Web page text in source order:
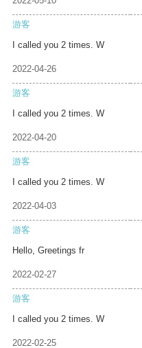
游客
I called you 2 times. W
2022-04-26
游客
I called you 2 times. W
2022-04-20
游客
I called you 2 times. W
2022-04-03
游客
Hello, Greetings fr
2022-02-27
游客
I called you 2 times. W
2022-02-25